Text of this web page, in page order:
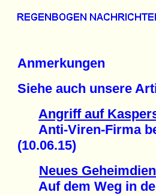
Anmerkungen
Siehe auch unsere
Angriff auf
Anti-Viren-Firma
(10.06.15)
Neues
Auf dem Weg in